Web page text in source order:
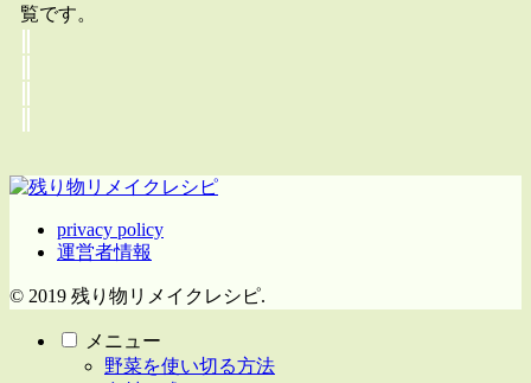
覧です。
privacy policy
運営者情報
© 2019 残り物リメイクレシピ.
メニュー
野菜を使い切る方法